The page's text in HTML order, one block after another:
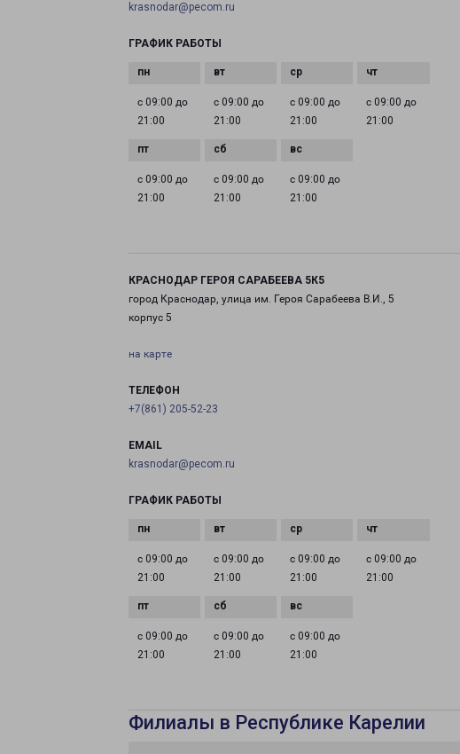
krasnodar@pecom.ru
ГРАФИК РАБОТЫ
с 09:00 до
21:00
с 09:00 до
21:00
с 09:00 до
21:00
с 09:00 до
21:00
с 09:00 до
21:00
с 09:00 до
21:00
с 09:00 до
21:00
КРАСНОДАР ГЕРОЯ САРАБЕЕВА 5К5
город Краснодар, улица им. Героя Сарабеева В.И., 5
корпус 5
на карте
ТЕЛЕФОН
+7(861) 205-52-23
EMAIL
krasnodar@pecom.ru
ГРАФИК РАБОТЫ
с 09:00 до
21:00
с 09:00 до
21:00
с 09:00 до
21:00
с 09:00 до
21:00
с 09:00 до
21:00
с 09:00 до
21:00
с 09:00 до
21:00
Филиалы в Республике Карелии